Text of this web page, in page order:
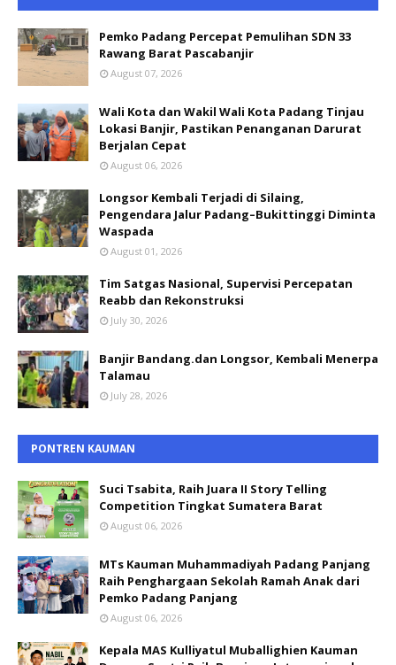
Pemko Padang Percepat Pemulihan SDN 33
Rawang Barat Pascabanjir
August 07, 2026
Wali Kota dan Wakil Wali Kota Padang Tinjau
Lokasi Banjir, Pastikan Penanganan Darurat
Berjalan Cepat
August 06, 2026
Longsor Kembali Terjadi di Silaing,
Pengendara Jalur Padang–Bukittinggi Diminta
Waspada
August 01, 2026
Tim Satgas Nasional, Supervisi Percepatan
Reabb dan Rekonstruksi
July 30, 2026
Banjir Bandang.dan Longsor, Kembali Menerpa
Talamau
July 28, 2026
PONTREN KAUMAN
Suci Tsabita, Raih Juara II Story Telling
Competition Tingkat Sumatera Barat
August 06, 2026
MTs Kauman Muhammadiyah Padang Panjang
Raih Penghargaan Sekolah Ramah Anak dari
Pemko Padang Panjang
August 06, 2026
Kepala MAS Kulliyatul Muballighien Kauman